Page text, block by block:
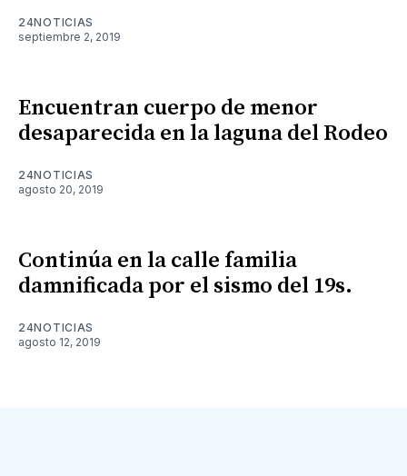
24NOTICIAS
septiembre 2, 2019
Encuentran cuerpo de menor
desaparecida en la laguna del Rodeo
24NOTICIAS
agosto 20, 2019
Continúa en la calle familia
damnificada por el sismo del 19s.
24NOTICIAS
agosto 12, 2019